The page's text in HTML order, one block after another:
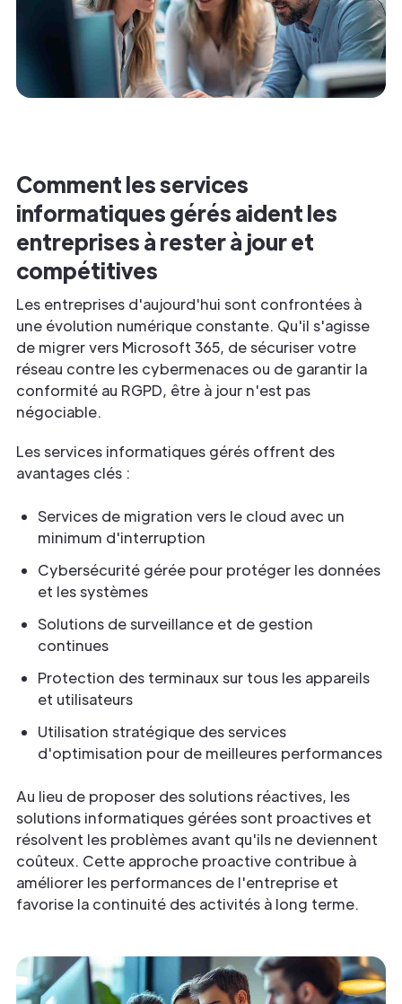
Comment les services
informatiques gérés aident les
entreprises à rester à jour et
compétitives
Les entreprises d'aujourd'hui sont confrontées à
une évolution numérique constante. Qu'il s'agisse
de migrer vers Microsoft 365, de sécuriser votre
réseau contre les cybermenaces ou de garantir la
conformité au RGPD, être à jour n'est pas
négociable.
Les services informatiques gérés offrent des
avantages clés :
Services de migration vers le cloud avec un
minimum d'interruption
Cybersécurité gérée pour protéger les données
et les systèmes
Solutions de surveillance et de gestion
continues
Protection des terminaux sur tous les appareils
et utilisateurs
Utilisation stratégique des services
d'optimisation pour de meilleures performances
Au lieu de proposer des solutions réactives, les
solutions informatiques gérées sont proactives et
résolvent les problèmes avant qu'ils ne deviennent
coûteux. Cette approche proactive contribue à
améliorer les performances de l'entreprise et
favorise la continuité des activités à long terme.